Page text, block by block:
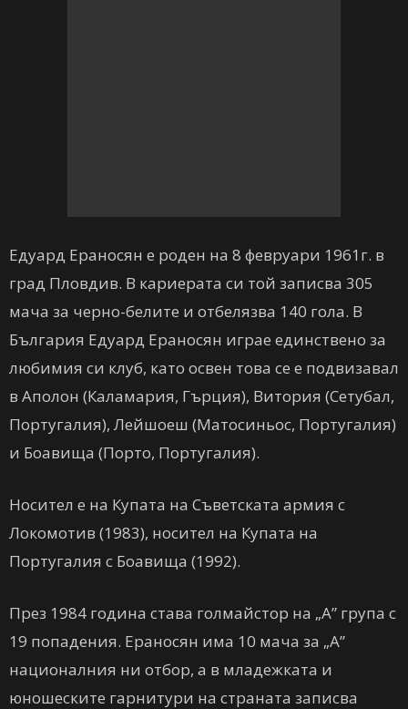
Едуард Ераносян е роден на 8 февруари 1961г. в
град Пловдив. В кариерата си той записва 305
мача за черно-белите и отбелязва 140 гола. В
България Едуард Ераносян играе единствено за
любимия си клуб, като освен това се е подвизавал
в Аполон (Каламария, Гърция), Витория (Сетубал,
Португалия), Лейшоеш (Матосиньос, Португалия)
и Боавища (Порто, Португалия).
Носител е на Купата на Съветската армия с
Локомотив (1983), носител на Купата на
Португалия с Боавища (1992).
През 1984 година става голмайстор на „А” група с
19 попадения. Ераносян има 10 мача за „А”
националния ни отбор, а в младежката и
юношеските гарнитури на страната записва